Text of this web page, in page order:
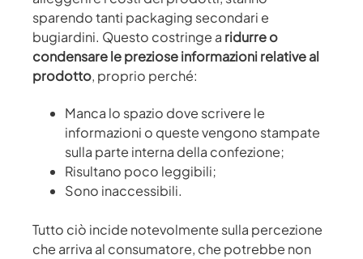
sparendo tanti packaging secondari e
bugiardini. Questo costringe a ridurre o
condensare le preziose informazioni relative al
prodotto, proprio perché:
Manca lo spazio dove scrivere le
informazioni o queste vengono stampate
sulla parte interna della confezione;
Risultano poco leggibili;
Sono inaccessibili.
Tutto ciò incide notevolmente sulla percezione
che arriva al consumatore, che potrebbe non